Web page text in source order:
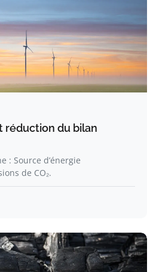
réduction du bilan
: Source d’énergie
de CO₂.